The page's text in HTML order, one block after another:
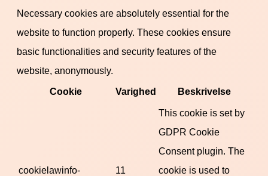
Necessary cookies are absolutely essential for the
website to function properly. These cookies ensure
basic functionalities and security features of the
website, anonymously.
Cookie
Varighed Beskrivelse
cookielawinfo-
11
This cookie is set by
GDPR Cookie
Consent plugin. The
cookie is used to